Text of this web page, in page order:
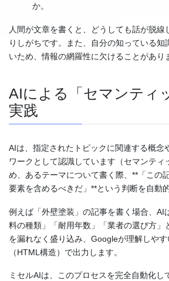
か。
人間が文章を書くと、どうしても話が脱線
りしがちです。また、自分の知っている知
いため、情報の網羅性に欠けることがあり
AIによる「セマンティ
実践
AIは、指定されたトピックに関連する概念
ワークとして認識しています（セマンティ
め、あるテーマについて書く際、**「この
要素を含めるべきだ」**という判断を自動
例えば「外壁塗装」の記事を書く場合、AI
料の種類」「耐用年数」「業者の選び方」
を漏れなく盛り込み、Googleが理解しや
（HTML構造）で出力します。
ミセルAIは、このプロセスを完全自動化し